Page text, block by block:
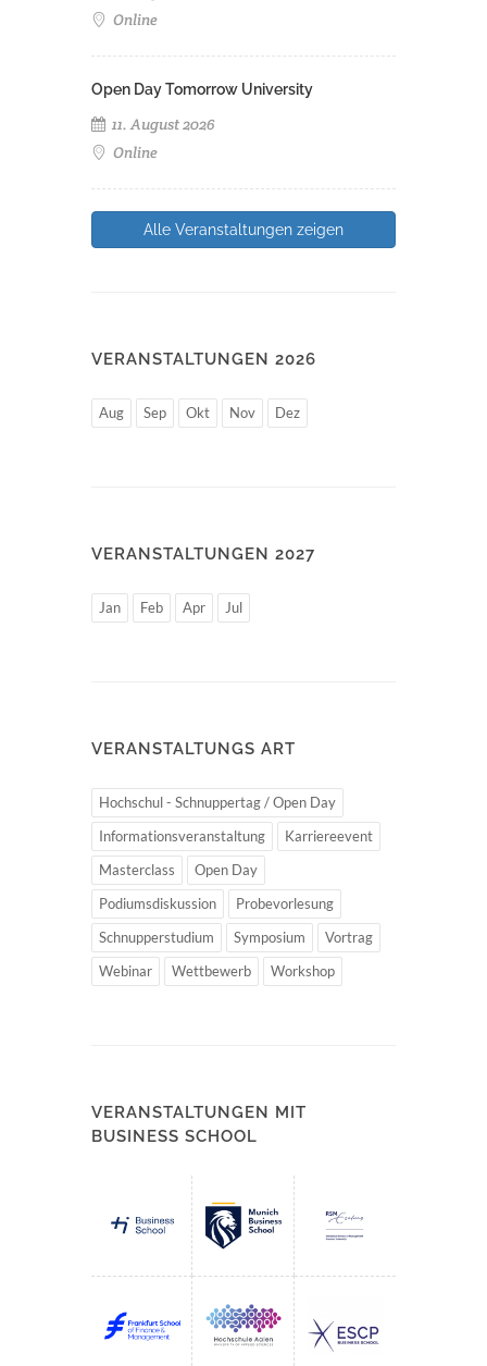
Online
Open Day Tomorrow University
11. August 2026
Online
Alle Veranstaltungen zeigen
VERANSTALTUNGEN 2026
Aug Sep Okt Nov Dez
VERANSTALTUNGEN 2027
Jan Feb Apr Jul
VERANSTALTUNGS ART
Hochschul - Schnuppertag / Open Day
Informationsveranstaltung
Karriereevent
Masterclass
Open Day
Podiumsdiskussion
Probevorlesung
Schnupperstudium
Symposium
Vortrag
Webinar
Wettbewerb Workshop
VERANSTALTUNGEN MIT
BUSINESS SCHOOL